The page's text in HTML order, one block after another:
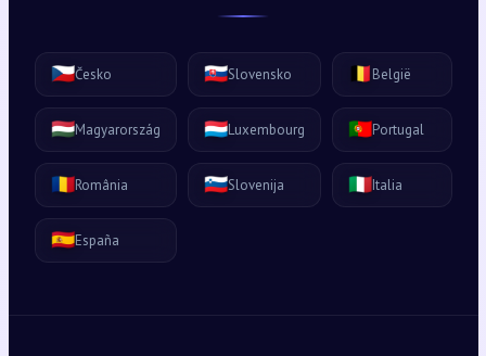
🇨🇿Česko 🇸🇰Slovensko 🇧🇪België
🇭🇺Magyarország 🇱🇺Luxembourg 🇵🇹Portugal
🇷🇴România 🇸🇮Slovenija 🇮🇹Italia
🇪🇸España